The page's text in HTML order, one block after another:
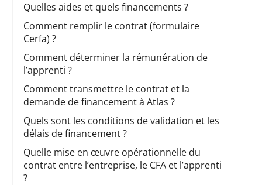
Quelles aides et quels financements ?
Comment remplir le contrat (formulaire
Cerfa) ?
Comment déterminer la rémunération de
l’apprenti ?
Comment transmettre le contrat et la
demande de financement à Atlas ?
Quels sont les conditions de validation et les
délais de financement ?
Quelle mise en œuvre opérationnelle du
contrat entre l’entreprise, le CFA et l’apprenti
?